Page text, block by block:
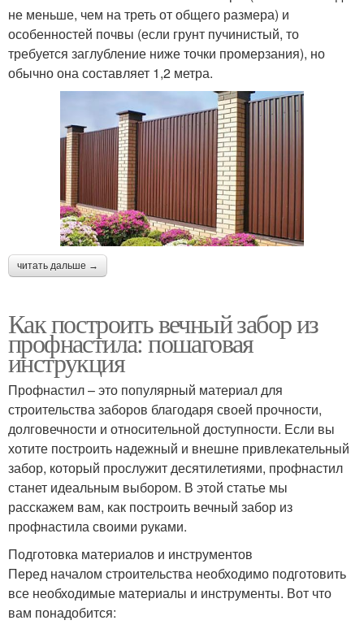
не меньше, чем на треть от общего размера) и
особенностей почвы (если грунт пучинистый, то
требуется заглубление ниже точки промерзания), но
обычно она составляет 1,2 метра.
читать дальше →
Как построить вечный забор из
профнастила: пошаговая
инструкция
Профнастил – это популярный материал для
строительства заборов благодаря своей прочности,
долговечности и относительной доступности. Если вы
хотите построить надежный и внешне привлекательный
забор, который прослужит десятилетиями, профнастил
станет идеальным выбором. В этой статье мы
расскажем вам, как построить вечный забор из
профнастила своими руками.
Подготовка материалов и инструментов
Перед началом строительства необходимо подготовить
все необходимые материалы и инструменты. Вот что
вам понадобится: